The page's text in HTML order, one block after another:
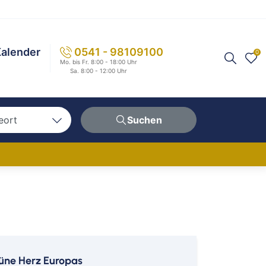
0541 - 98109100
Mo. bis Fr. 8:00 - 18:00 Uhr
Sa. 8:00 - 12:00 Uhr
0
Suchen
Herz Europas